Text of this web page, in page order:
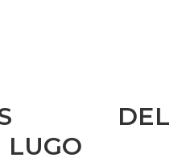
DEL
LUGO